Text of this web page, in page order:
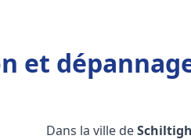
et
Dans la ville de